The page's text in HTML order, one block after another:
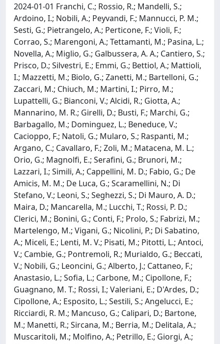
2024-01-01 Franchi, C.; Rossio, R.; Mandelli, S.;
Ardoino, I.; Nobili, A.; Peyvandi, F.; Mannucci, P. M.;
Sesti, G.; Pietrangelo, A.; Perticone, F.; Violi, F.;
Corrao, S.; Marengoni, A.; Tettamanti, M.; Pasina, L.;
Novella, A.; Miglio, G.; Galbussera, A. A.; Cantiero, S.;
Prisco, D.; Silvestri, E.; Emmi, G.; Bettiol, A.; Mattioli,
I.; Mazzetti, M.; Biolo, G.; Zanetti, M.; Bartelloni, G.;
Zaccari, M.; Chiuch, M.; Martini, I.; Pirro, M.;
Lupattelli, G.; Bianconi, V.; Alcidi, R.; Giotta, A.;
Mannarino, M. R.; Girelli, D.; Busti, F.; Marchi, G.;
Barbagallo, M.; Dominguez, L.; Beneduce, V.;
Cacioppo, F.; Natoli, G.; Mularo, S.; Raspanti, M.;
Argano, C.; Cavallaro, F.; Zoli, M.; Matacena, M. L.;
Orio, G.; Magnolfi, E.; Serafini, G.; Brunori, M.;
Lazzari, I.; Simili, A.; Cappellini, M. D.; Fabio, G.; De
Amicis, M. M.; De Luca, G.; Scaramellini, N.; Di
Stefano, V.; Leoni, S.; Seghezzi, S.; Di Mauro, A. D.;
Maira, D.; Mancarella, M.; Lucchi, T.; Rossi, P. D.;
Clerici, M.; Bonini, G.; Conti, F.; Prolo, S.; Fabrizi, M.;
Martelengo, M.; Vigani, G.; Nicolini, P.; Di Sabatino,
A.; Miceli, E.; Lenti, M. V.; Pisati, M.; Pitotti, L.; Antoci,
V.; Cambie, G.; Pontremoli, R.; Murialdo, G.; Beccati,
V.; Nobili, G.; Leoncini, G.; Alberto, J.; Cattaneo, F.;
Anastasio, L.; Sofia, L.; Carbone, M.; Cipollone, F.;
Guagnano, M. T.; Rossi, I.; Valeriani, E.; D'Ardes, D.;
Cipollone, A.; Esposito, L.; Sestili, S.; Angelucci, E.;
Ricciardi, R. M.; Mancuso, G.; Calipari, D.; Bartone,
M.; Manetti, R.; Sircana, M.; Berria, M.; Delitala, A.;
Muscaritoli, M.; Molfino, A.; Petrillo, E.; Giorgi, A.;